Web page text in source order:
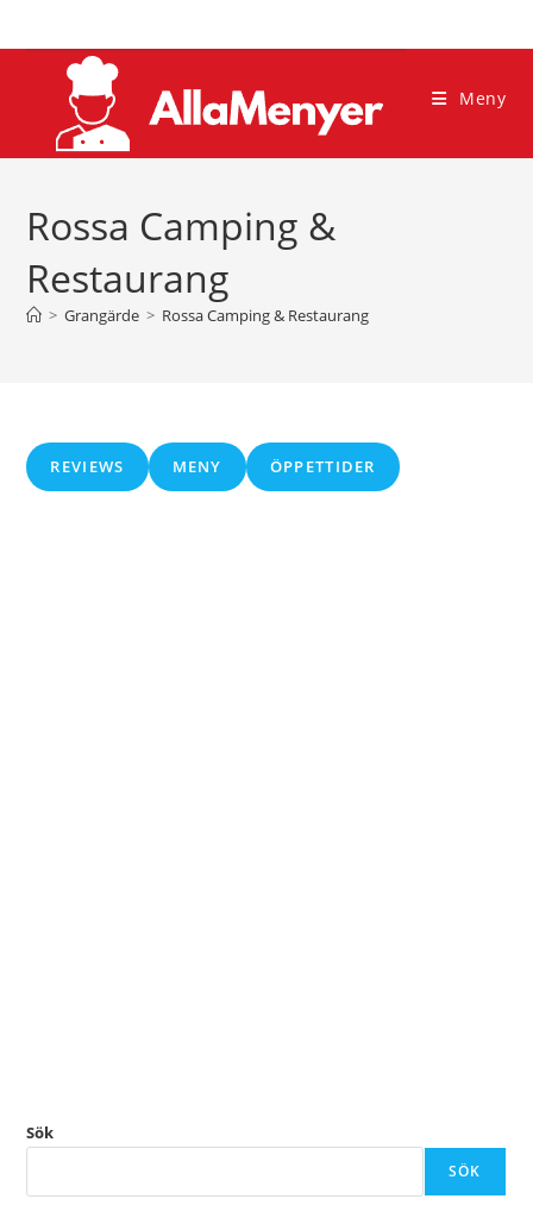
till
innehållet
Meny
Rossa Camping &
Restaurang
> Grangärde > Rossa Camping & Restaurang
REVIEWS MENY ÖPPETTIDER
Sök
SÖK